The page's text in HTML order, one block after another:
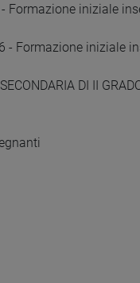
- Formazione iniziale
- Formazione iniziale
DI II